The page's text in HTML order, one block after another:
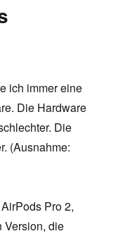
ich immer eine
Die Hardware
Die
(Ausnahme:
Pro 2,
Version, die